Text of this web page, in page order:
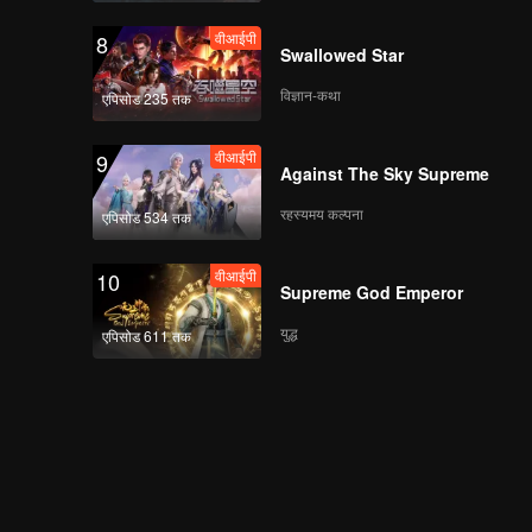
01女人三十加番外篇李
娜
8
एपिसोड 235 तक
वीआईपी
Swallowed Star
विज्ञान-कथा
9
एपिसोड 534 तक
वीआईपी
Against The Sky Supreme
रहस्यमय कल्पना
10
एपिसोड 611 तक
वीआईपी
Supreme God Emperor
युद्ध